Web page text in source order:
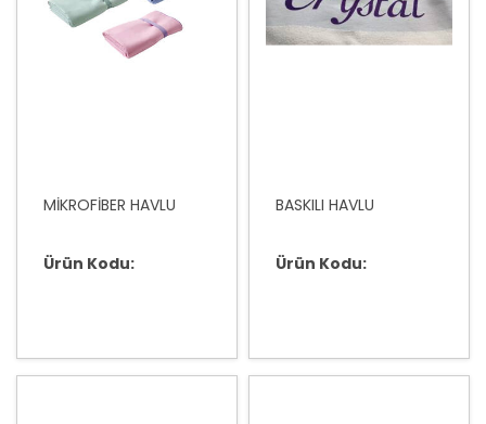
MİKROFİBER HAVLU
Ürün Kodu:
BASKILI HAVLU
Ürün Kodu: